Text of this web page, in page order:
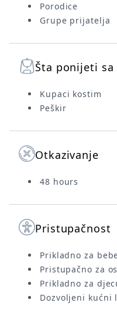
Porodice
Grupe prijatelja
Šta ponijeti sa
Kupaci kostim
Peškir
Otkazivanje
48 hours
Pristupačnost
Prikladno za
Pristupačno za
Prikladno za
Dozvoljeni kućni